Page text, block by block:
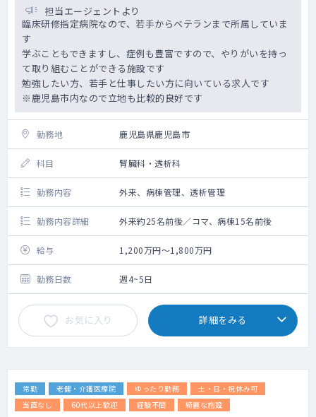
談や、担当する業務バランス（専門外来、化
学療法、一般内科など）について、先生の希
可能です。
・当直：応相談（※当直の有無や回数はご希
望を考慮いたします。当直別の給与体系で
す）
・オンコール有無：有（救急病院としてのバ
ックアップ対応を含みます。実際の頻度など
は確認中）
■福利・厚生について
・社会保険完備
・マイカー通勤可能（無料駐車場あり）
・年次有給休暇、リフレッシュ休暇（3日）完
備
担当エージェントより
臨床研修指定病院なので、若手からベテランまで所属していま
す
学ぶこともできますし、症例も豊富ですので、やりがいを持っ
て取り組むことができる施設です
勉強したい方、若手と仕事したい方に向いている求人です
※鹿児島市内なので立地も比較的良好です
勤務地 鹿児島県鹿児島市
科目 腎臓科・透析科
勤務内容 外来、病棟管理、透析管理
勤務内容詳細 外来約25名前後／コマ、病棟15名前後
給与 1,200万円～1,800万円
勤務日数 週4~5日
お気に入り 詳細をみる
常勤 老健・介護医療院 ゆったり勤務
土・日・祝休み可
当直なし
60代以上歓迎 経験不問 綺麗な施設